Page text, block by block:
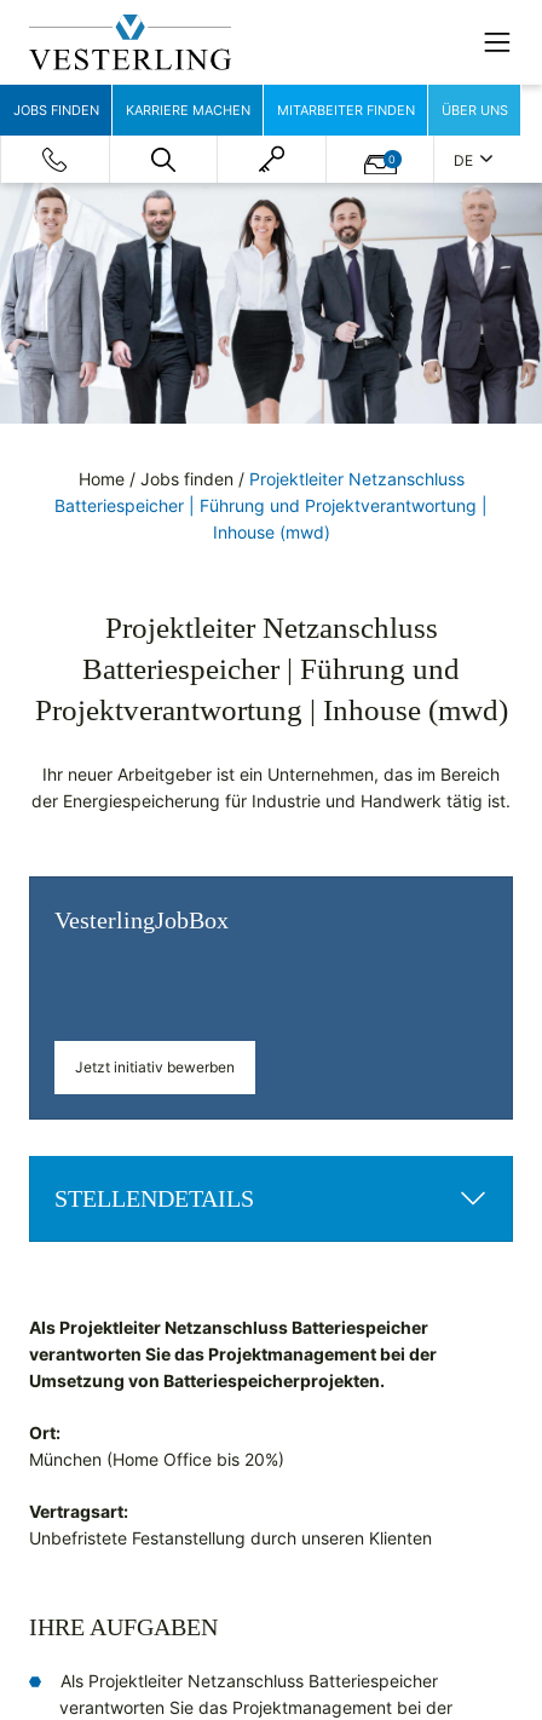
JOBS FINDEN KARRIERE MACHEN MITARBEITER FINDEN ÜBER UNS
0 DE
Home/ Jobs finden/ Projektleiter Netzanschluss
Batteriespeicher | Führung und Projektverantwortung |
Inhouse (mwd)
Projektleiter Netzanschluss
Batteriespeicher | Führung und
Projektverantwortung | Inhouse (mwd)
Ihr neuer Arbeitgeber ist ein Unternehmen, das im Bereich
der Energiespeicherung für Industrie und Handwerk tätig ist.
Vesterling­JobBox
Jetzt initiativ bewerben
STELLENDETAILS
Als Projektleiter Netzanschluss Batteriespeicher
verantworten Sie das Projektmanagement bei der
Umsetzung von Batteriespeicherprojekten.
Ort:
München (Home Office bis 20%)
Vertragsart:
Unbefristete Festanstellung durch unseren Klienten
IHRE AUFGABEN
Als Projektleiter Netzanschluss Batteriespeicher
verantworten Sie das Projektmanagement bei der